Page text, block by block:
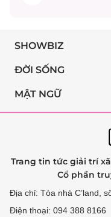
SHOWBIZ
ĐỜI SỐNG
MẬT NGỮ
Trang tin tức giải trí
Cổ phần
Địa chỉ: Tòa nhà C’land,
Điện thoại: 094 388 8166